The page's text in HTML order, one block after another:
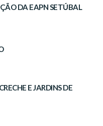
DA EAPN SETÚBAL
E JARDINS DE